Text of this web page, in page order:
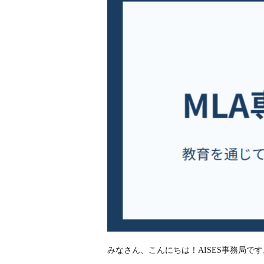
みなさん、こんにちは！AISES事務局で